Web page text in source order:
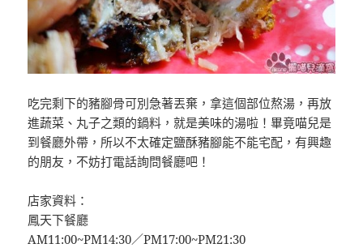
吃完剩下的豬腳骨可別急著丟棄，拿這個部位熬湯，再放
進蔬菜、丸子之類的鍋料，就是美味的湯啦！畢竟喵兒是
到餐廳外帶，所以不太確定鹽酥豬腳能不能宅配，有興趣
的朋友，不妨打電話詢問餐廳吧！
店家資料：
鳳天下餐廳
AM11:00~PM14:30／PM17:00~PM21:30